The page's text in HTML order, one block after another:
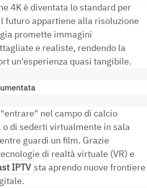
4K è diventata lo standard per
futuro appartiene alla risoluzione
promette immagini
e realiste, rendendo la
un'esperienza quasi tangibile.
nel campo di calcio
di sederti virtualmente in sala
guardi un film. Grazie
di realtà virtuale (VR) e
IPTV sta aprendo nuove frontiere